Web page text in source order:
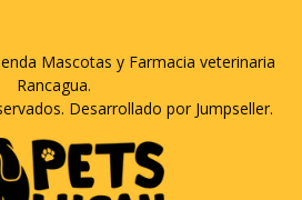
Mascotas y Farmacia veterinaria
Rancagua.
Desarrollado por Jumpseller.